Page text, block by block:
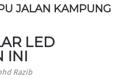
JALAN KAMPUNG
LED
INI
Razib